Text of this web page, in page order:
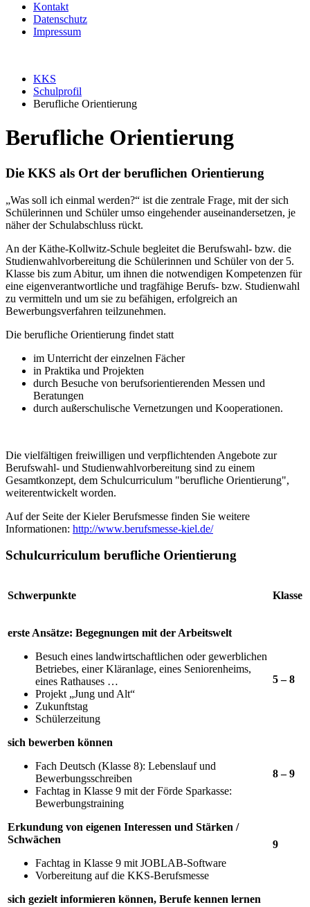
Kontakt
Datenschutz
Impressum
KKS
Schulprofil
Berufliche Orientierung
Berufliche Orientierung
Die KKS als Ort der beruflichen Orientierung
„Was soll ich einmal werden?“ ist die zentrale Frage, mit der sich
Schülerinnen und Schüler umso eingehender auseinandersetzen, je
näher der Schulabschluss rückt.
An der Käthe-Kollwitz-Schule begleitet die Berufswahl- bzw. die
Studienwahlvorbereitung die Schülerinnen und Schüler von der 5.
Klasse bis zum Abitur, um ihnen die notwendigen Kompetenzen für
eine eigenverantwortliche und tragfähige Berufs- bzw. Studienwahl
zu vermitteln und um sie zu befähigen, erfolgreich an
Bewerbungsverfahren teilzunehmen.
Die berufliche Orientierung findet statt
im Unterricht der einzelnen Fächer
in Praktika und Projekten
durch Besuche von berufsorientierenden Messen und
Beratungen
durch außerschulische Vernetzungen und Kooperationen.
Die vielfältigen freiwilligen und verpflichtenden Angebote zur
Berufswahl- und Studienwahlvorbereitung sind zu einem
Gesamtkonzept, dem Schulcurriculum "berufliche Orientierung",
weiterentwickelt worden.
Auf der Seite der Kieler Berufsmesse finden Sie weitere
Informationen: http://www.berufsmesse-kiel.de/
Schulcurriculum berufliche Orientierung
Schwerpunkte Klasse
erste Ansätze: Begegnungen mit der Arbeitswelt
Besuch eines landwirtschaftlichen oder gewerblichen
Betriebes, einer Kläranlage, eines Seniorenheims,
eines Rathauses …
Projekt „Jung und Alt“
Zukunftstag
Schülerzeitung
sich bewerben können
Fach Deutsch (Klasse 8): Lebenslauf und
Bewerbungsschreiben
Fachtag in Klasse 9 mit der Förde Sparkasse:
Bewerbungstraining
Erkundung von eigenen Interessen und Stärken /
Schwächen
Fachtag in Klasse 9 mit JOBLAB-Software
Vorbereitung auf die KKS-Berufsmesse
sich gezielt informieren können, Berufe kennen lernen
5 – 8
8 – 9
9